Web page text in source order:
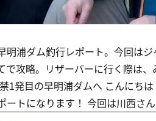
明浦ダム釣行レポート。今回は
で攻略。リザーバーに行く際は
1発目の早明浦ダムへ こんにち
ートになります！ 今回は川西さ